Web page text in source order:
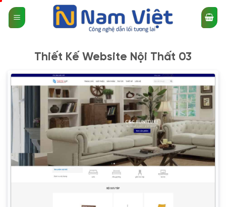
qua
nội
Thiết Kế Website Nội Thất 03